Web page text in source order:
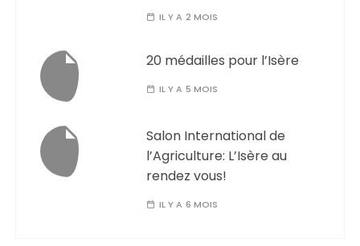
IL Y A 2 MOIS
20 médailles pour l’Isère
IL Y A 5 MOIS
Salon International de
l’Agriculture: L’Isère au
rendez vous!
IL Y A 6 MOIS